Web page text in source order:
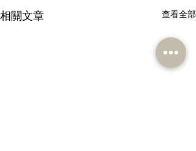
相關文章 查看全部